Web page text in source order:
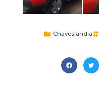
Chaveslândia